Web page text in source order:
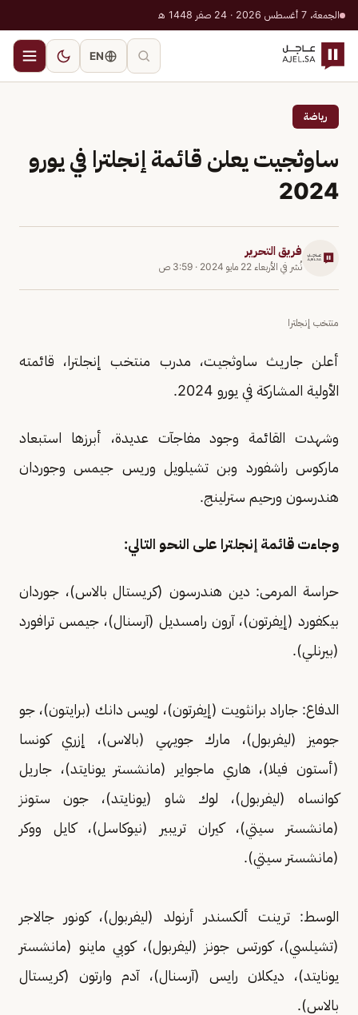
الجمعة، 7 أغسطس 2026 · 24 صفر 1448 هـ
EN
رياضة
ساوثجيت يعلن قائمة إنجلترا في يورو
2024
فريق التحرير
نُشر في الأربعاء 22 مايو 2024 · 3:59 ص
منتخب إنجلترا
أعلن جاريث ساوثجيت، مدرب منتخب إنجلترا، قائمته
الأولية المشاركة في يورو 2024.
وشهدت القائمة وجود مفاجآت عديدة، أبرزها استبعاد
ماركوس راشفورد وبن تشيلويل وريس جيمس وجوردان
هندرسون ورحيم سترلينج.
وجاءت قائمة إنجلترا على النحو التالي:
حراسة المرمى: دين هندرسون (كريستال بالاس)، جوردان
بيكفورد (إيفرتون)، آرون رامسديل (آرسنال)، جيمس ترافورد
(بيرنلي).
الدفاع: جاراد برانثويت (إيفرتون)، لويس دانك (برايتون)، جو
جوميز (ليفربول)، مارك جويهي (بالاس)، إزري كونسا
(أستون فيلا)، هاري ماجواير (مانشستر يونايتد)، جاريل
كوانساه (ليفربول)، لوك شاو (يونايتد)، جون ستونز
(مانشستر سيتي)، كيران تريبير (نيوكاسل)، كايل ووكر
(مانشستر سيتي).
الوسط: ترينت ألكسندر أرنولد (ليفربول)، كونور جالاجر
(تشيلسي)، كورتس جونز (ليفربول)، كوبي ماينو (مانشستر
يونايتد)، ديكلان رايس (آرسنال)، آدم وارتون (كريستال
بالاس).